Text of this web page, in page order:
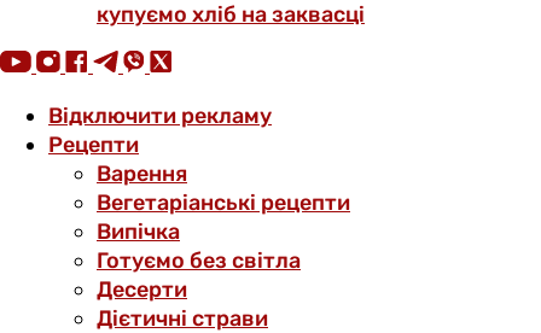
купуємо хліб на заквасці
Відключити рекламу
Рецепти
Варення
Вегетаріанські рецепти
Випічка
Готуємо без світла
Десерти
Дієтичні страви